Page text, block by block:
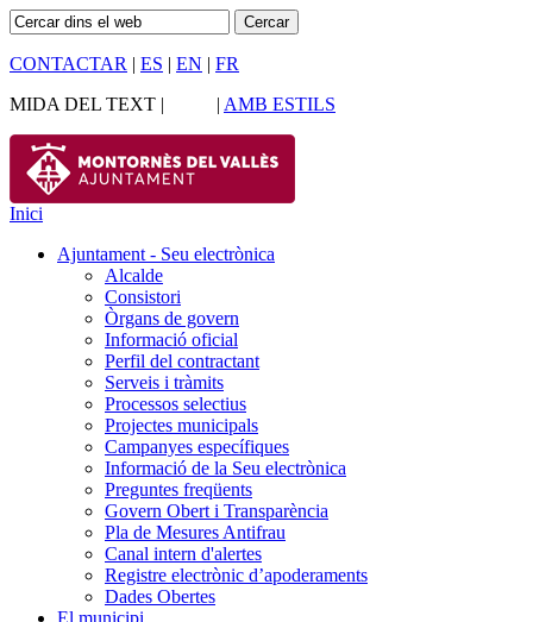
CONTACTAR | ES | EN | FR
MIDA DEL TEXT |
| AMB ESTILS
Inici
Ajuntament - Seu electrònica
Alcalde
Consistori
Òrgans de govern
Informació oficial
Perfil del contractant
Serveis i tràmits
Processos selectius
Projectes municipals
Campanyes específiques
Informació de la Seu electrònica
Preguntes freqüents
Govern Obert i Transparència
Pla de Mesures Antifrau
Canal intern d'alertes
Registre electrònic d’apoderaments
Dades Obertes
El municipi